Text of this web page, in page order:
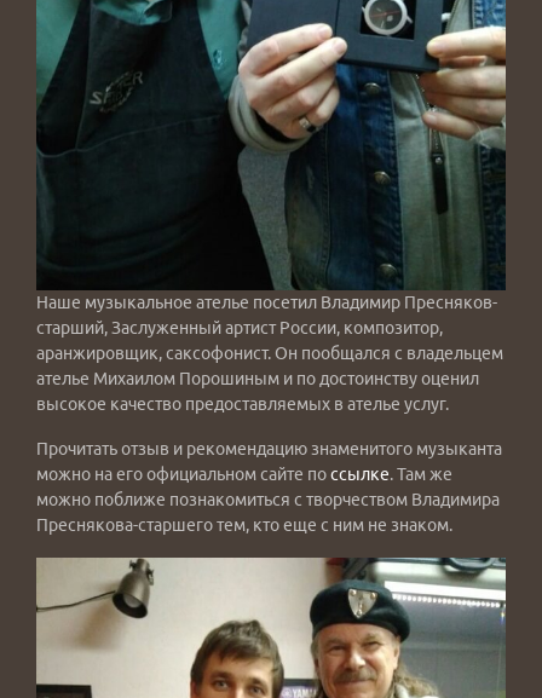
Наше музыкальное ателье посетил Владимир Пресняков-
старший, Заслуженный артист России, композитор,
аранжировщик, саксофонист. Он пообщался с владельцем
ателье Михаилом Порошиным и по достоинству оценил
высокое качество предоставляемых в ателье услуг.
Прочитать отзыв и рекомендацию знаменитого музыканта
можно на его официальном сайте поссылке. Там же
можно поближе познакомиться с творчеством Владимира
Преснякова-старшего тем, кто еще с ним не знаком.